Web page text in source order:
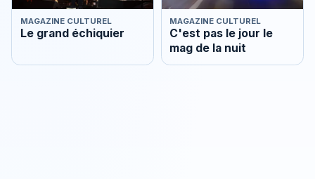
MAGAZINE CULTUREL
Le grand échiquier
MAGAZINE CULTUREL
C'est pas le jour le
mag de la nuit